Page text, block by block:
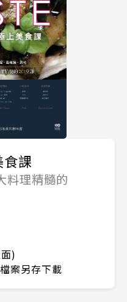
課
料理精髓的
)
案另存下載